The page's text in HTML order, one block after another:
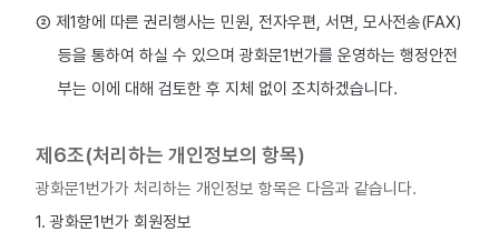
② 제1항에 따른 권리행사는 민원, 전자우편, 서면, 모사전송(FAX)
등을 통하여 하실 수 있으며 광화문1번가를 운영하는 행정안전
부는 이에 대해 검토한 후 지체 없이 조치하겠습니다.
제6조(처리하는 개인정보의 항목)
광화문1번가가 처리하는 개인정보 항목은 다음과 같습니다.
1. 광화문1번가 회원정보